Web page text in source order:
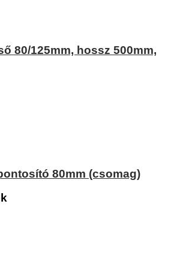
80/125mm, hossz 500mm,
80mm (csomag)